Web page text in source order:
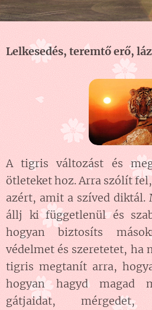
Lelkesedés, teremtő erő,
A tigris változást és
ötleteket hoz. Arra szólít
azért, amit a szíved diktál.
állj ki függetlenül és
hogyan biztosíts
védelmet és szeretetet, ha
tigris megtanít arra,
hogyan hagyd magad
gátjaidat,